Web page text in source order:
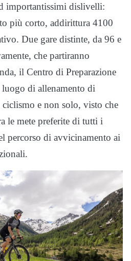
importantissimi dislivelli:
più corto, addirittura 4100
Due gare distinte, da 96 e
che partiranno
il Centro di Preparazione
di allenamento di
e non solo, visto che
le mete preferite di tutti i
percorso di avvicinamento ai